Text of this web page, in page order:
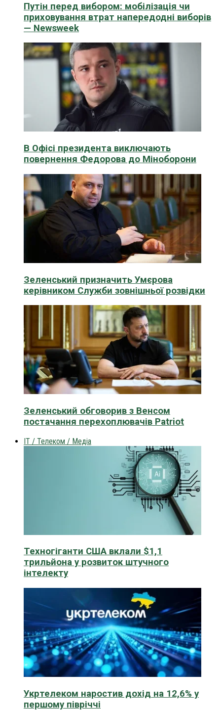
Путін перед вибором: мобілізація чи
приховування втрат напередодні виборів
— Newsweek
В Офісі президента виключають
повернення Федорова до Міноборони
Зеленський призначить Умєрова
керівником Служби зовнішньої розвідки
Зеленський обговорив з Венсом
постачання перехоплювачів Patriot
IT / Телеком / Медіа
Техногіганти США вклали $1,1
трильйона у розвиток штучного
інтелекту
Укртелеком наростив дохід на 12,6% у
першому півріччі